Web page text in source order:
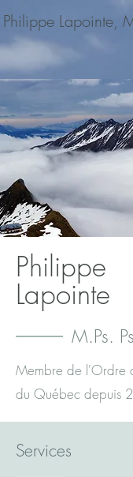
Philippe Lapointe,
Philippe
Lapointe
M.Ps.
Membre de l'Ordre
du Québec depuis
Services